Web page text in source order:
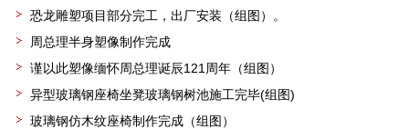
恐龙雕塑项目部分完工，出厂安装（组图）。
周总理半身塑像制作完成
谨以此塑像缅怀周总理诞辰121周年（组图）
异型玻璃钢座椅坐凳玻璃钢树池施工完毕(组图)
玻璃钢仿木纹座椅制作完成（组图）